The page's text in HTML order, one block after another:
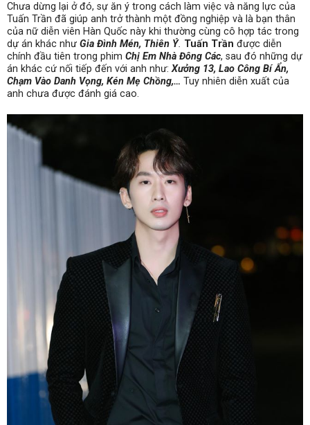
Chưa dừng lại ở đó, sự ăn ý trong cách làm việc và năng lực của
Tuấn Trần đã giúp anh trở thành một đồng nghiệp và là bạn thân
của nữ diễn viên Hàn Quốc này khi thường cùng cô hợp tác trong
dự án khác như Gia Đình Mén, Thiên Ý. Tuấn Trần được diễn
chính đầu tiên trong phim Chị Em Nhà Đông Các, sau đó những dự
án khác cứ nối tiếp đến với anh như:Xưởng 13, Lao Công Bí Ẩn,
Chạm Vào Danh Vọng, Kén Mẹ Chồng,… Tuy nhiên diễn xuất của
anh chưa được đánh giá cao.